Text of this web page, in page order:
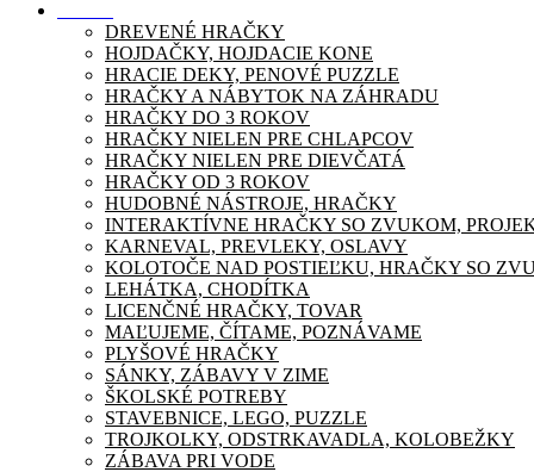
DREVENÉ HRAČKY
HOJDAČKY, HOJDACIE KONE
HRACIE DEKY, PENOVÉ PUZZLE
HRAČKY A NÁBYTOK NA ZÁHRADU
HRAČKY DO 3 ROKOV
HRAČKY NIELEN PRE CHLAPCOV
HRAČKY NIELEN PRE DIEVČATÁ
HRAČKY OD 3 ROKOV
HUDOBNÉ NÁSTROJE, HRAČKY
INTERAKTÍVNE HRAČKY SO ZVUKOM,
KARNEVAL, PREVLEKY, OSLAVY
KOLOTOČE NAD POSTIEĽKU, HRAČKY SO
LEHÁTKA, CHODÍTKA
LICENČNÉ HRAČKY, TOVAR
MAĽUJEME, ČÍTAME, POZNÁVAME
PLYŠOVÉ HRAČKY
SÁNKY, ZÁBAVY V ZIME
ŠKOLSKÉ POTREBY
STAVEBNICE, LEGO, PUZZLE
TROJKOLKY, ODSTRKAVADLA, KOLOBEŽKY
ZÁBAVA PRI VODE